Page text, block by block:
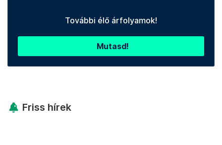
További élő árfolyamok!
Mutasd!
Friss hírek